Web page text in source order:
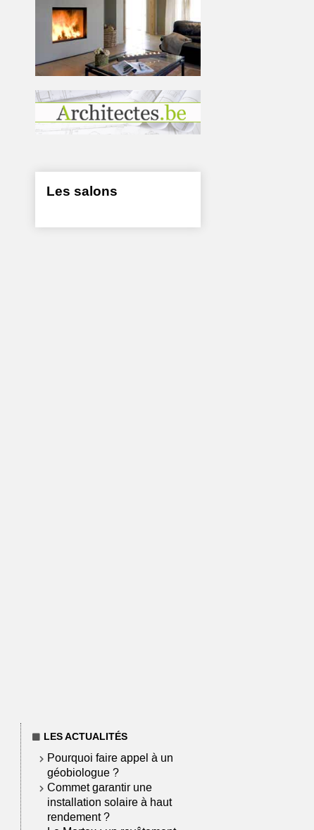
Les salons
LES ACTUALITÉS
Pourquoi faire appel à un
géobiologue ?
Commet garantir une
installation solaire à haut
rendement ?